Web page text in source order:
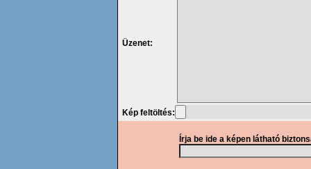
Üzenet:
Kép feltöltés:
Írja be ide a képen látható